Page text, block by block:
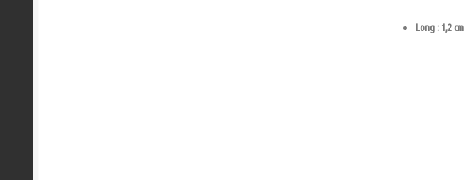
Long : 1,2 cm